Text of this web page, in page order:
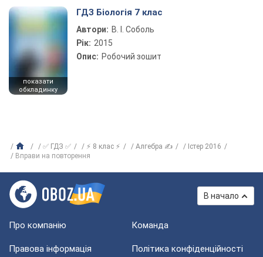
показати
обкладинку
ГДЗ Біологія 7 клас
Автори: В. І. Соболь
Рік: 2015
Опис: Робочий зошит
✅ ГДЗ ✅ ⚡ 8 клас ⚡ Алгебра ✍
Істер 2016
Вправи на повторення
В начало
Про компанію Команда
Правова інформація Політика конфіденційності